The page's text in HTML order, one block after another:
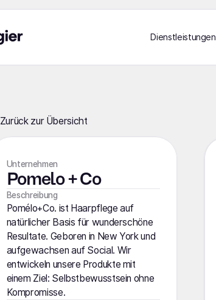
Dienstleistungen
Zurück zur Übersicht
Unternehmen
Pomelo + Co
Beschreibung
Pomélo+Co. ist Haarpflege auf
natürlicher Basis für wunderschöne
Resultate. Geboren in New York und
aufgewachsen auf Social. Wir
entwickeln unsere Produkte mit
einem Ziel: Selbstbewusstsein ohne
Kompromisse.